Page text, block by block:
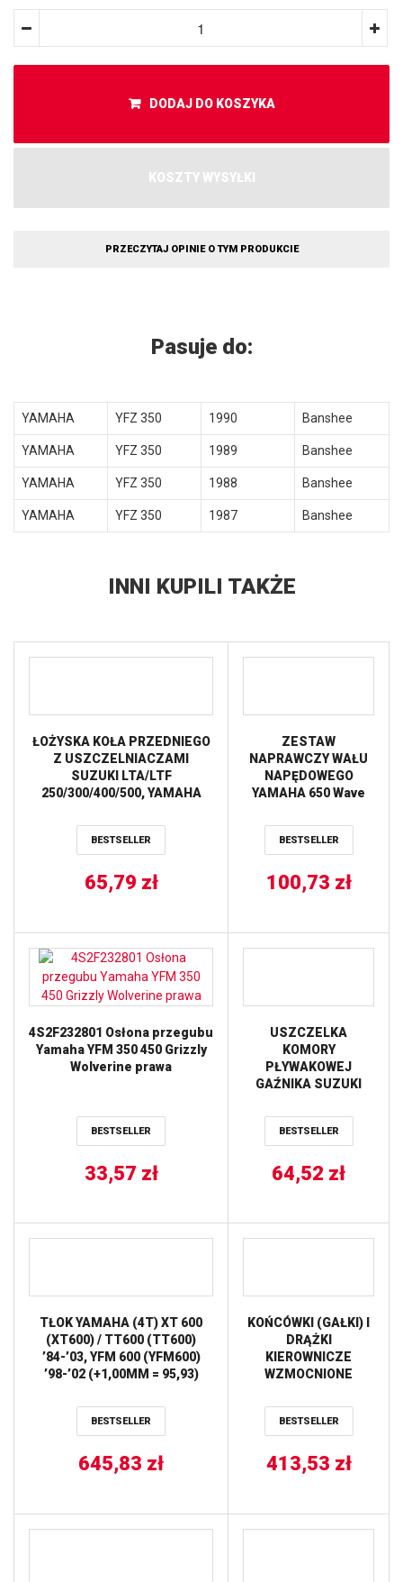
DODAJ DO KOSZYKA
KOSZTY WYSYŁKI
PRZECZYTAJ OPINIE O TYM PRODUKCIE
Pasuje do:
YAMAHA YFZ 350 1990 Banshee
YAMAHA YFZ 350 1989 Banshee
YAMAHA YFZ 350 1988 Banshee
YAMAHA YFZ 350 1987 Banshee
INNI KUPILI TAKŻE
ŁOŻYSKA KOŁA PRZEDNIEGO
Z USZCZELNIACZAMI
SUZUKI LTA/LTF
250/300/400/500, YAMAHA
1108) BEARING WORX
BESTSELLER
65,79 zł
ZESTAW
NAPRAWCZY WAŁU
NAPĘDOWEGO
YAMAHA 650 Wave
700 Wave Blaster
’93-’96, 700 Wave
’93-’94, 760 Wave
Blaster II ’96-’97 ALL
BESTSELLER
100,73 zł
4S2F232801 Osłona przegubu
Yamaha YFM 350 450 Grizzly
Wolverine prawa
BESTSELLER
33,57 zł
USZCZELKA
KOMORY
PŁYWAKOWEJ
GAŹNIKA SUZUKI
88-92, GSX-R 750 86-
87, 1100 86-88,
250/350/400, XT/TT
225 (4 SZT.)
BESTSELLER
64,52 zł
TŁOK YAMAHA (4T) XT 600
(XT600) / TT600 (TT600)
’84-’03, YFM 600 (YFM600)
’98-’02 (+1,00MM = 95,93)
BESTSELLER
645,83 zł
KOŃCÓWKI (GAŁKI) I
DRĄŻKI
KIEROWNICZE
WZMOCNIONE
RAPTOR ’04-’13, YFM
350 WARRIOR ’87-’04
BESTSELLER
413,53 zł